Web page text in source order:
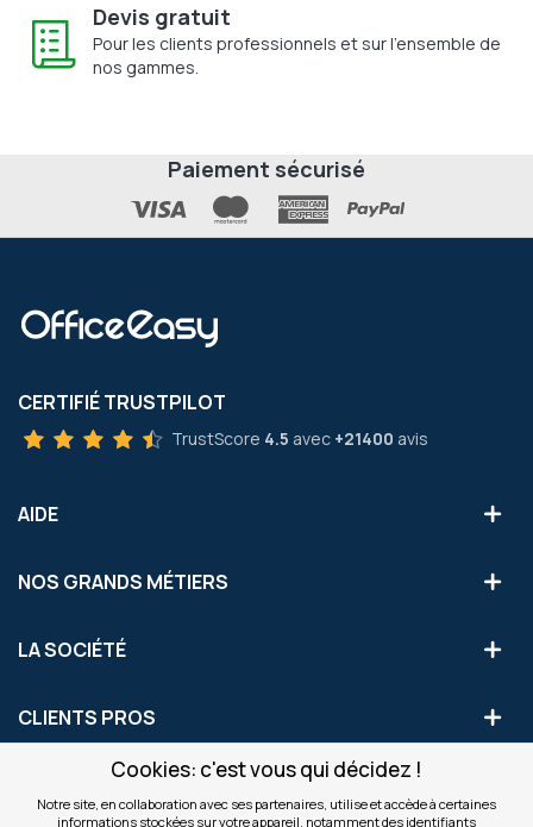
Cookies: c'est vous qui décidez !
Notre site, en collaboration avec ses partenaires, utilise et accède à certaines
informations stockées sur votre appareil, notamment des identifiants
Devis gratuit
Pour les clients professionnels et sur l'ensemble de
nos gammes.
Paiement sécurisé
CERTIFIÉ TRUSTPILOT
TrustScore 4.5 avec +21400 avis
AIDE
NOS GRANDS MÉTIERS
LA SOCIÉTÉ
CLIENTS PROS
S'INSCRIRE AUX OFFRES COMMERCIALES